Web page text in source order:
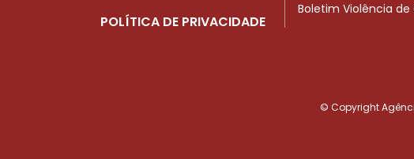
POLÍTICA DE PRIVACIDADE
Boletim Violência
© Copyright